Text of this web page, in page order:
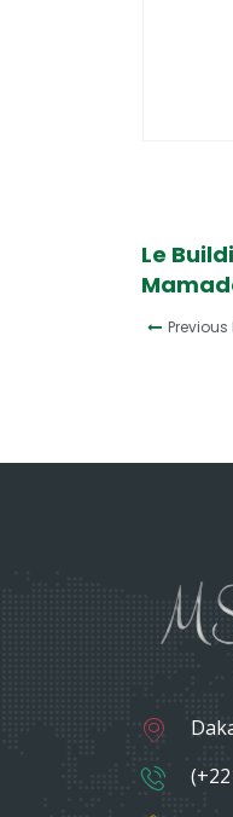
Le
Previous